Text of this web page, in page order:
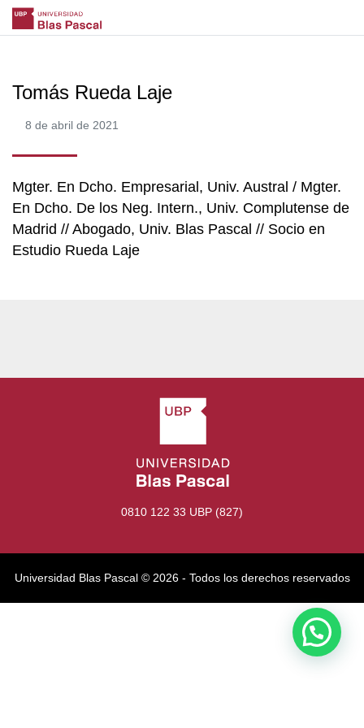
Tomás Rueda Laje
8 de abril de 2021
Mgter. En Dcho. Empresarial, Univ. Austral / Mgter.
En Dcho. De los Neg. Intern., Univ. Complutense de
Madrid // Abogado, Univ. Blas Pascal // Socio en
Estudio Rueda Laje
0810 122 33 UBP (827)
Universidad Blas Pascal ©️ 2026 - Todos los derechos reservados